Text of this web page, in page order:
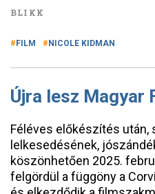
BLIKK
FILM NICOLE KIDMAN
Újra lesz Magyar
Féléves előkészítés után,
lelkesedésének,
köszönhetően 2025.
felgördül a függöny a